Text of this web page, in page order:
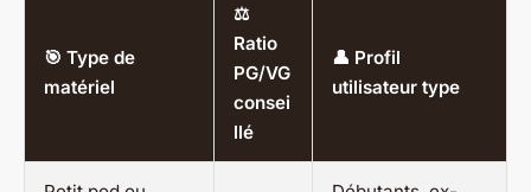
🎯 Type de
matériel
⚖️
Ratio
PG/VG
consei
llé
👤 Profil
utilisateur type